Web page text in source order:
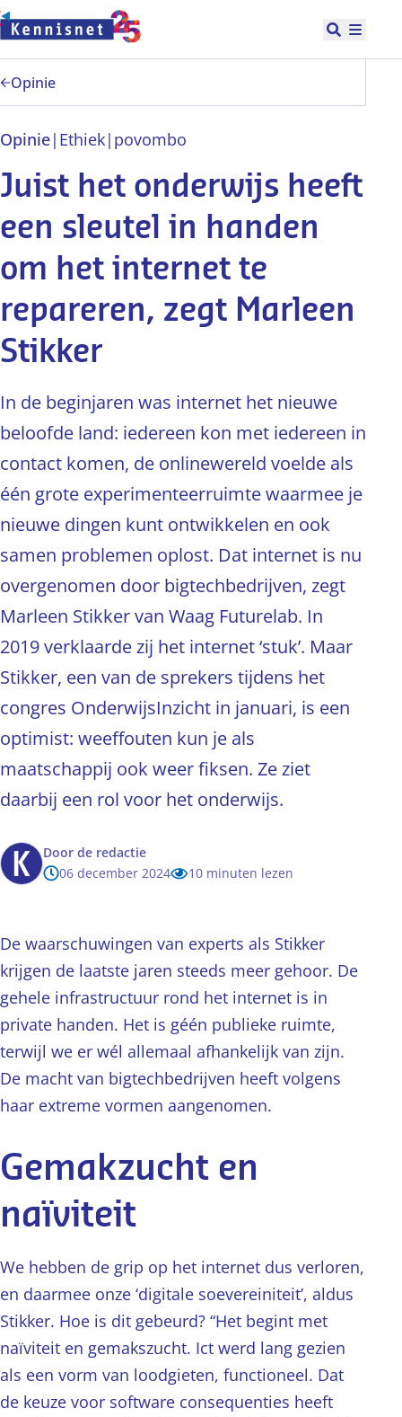
Doorgaan naar hoofdinhoud
Open
Opinie
Opinie| Ethiek| povombo
Juist het onderwijs heeft
een sleutel in handen
om het internet te
repareren, zegt Marleen
Stikker
In de beginjaren was internet het nieuwe
beloofde land: iedereen kon met iedereen in
contact komen, de onlinewereld voelde als
één grote experimenteerruimte waarmee je
nieuwe dingen kunt ontwikkelen en ook
samen problemen oplost. Dat internet is nu
overgenomen door bigtechbedrijven, zegt
Marleen Stikker van Waag Futurelab. In
2019 verklaarde zij het internet ‘stuk’. Maar
Stikker, een van de sprekers tijdens het
congres OnderwijsInzicht in januari, is een
optimist: weeffouten kun je als
maatschappij ook weer fiksen. Ze ziet
daarbij een rol voor het onderwijs.
Door de redactie
06 december 2024
10 minuten lezen
De waarschuwingen van experts als Stikker
krijgen de laatste jaren steeds meer gehoor. De
gehele infrastructuur rond het internet is in
private handen. Het is géén publieke ruimte,
terwijl we er wél allemaal afhankelijk van zijn.
De macht van bigtechbedrijven heeft volgens
haar extreme vormen aangenomen.
Gemakzucht en
naïviteit
We hebben de grip op het internet dus verloren,
en daarmee onze ‘digitale soevereiniteit’, aldus
Stikker. Hoe is dit gebeurd? “Het begint met
naïviteit en gemakszucht. Ict werd lang gezien
als een vorm van loodgieten, functioneel. Dat
de keuze voor software consequenties heeft